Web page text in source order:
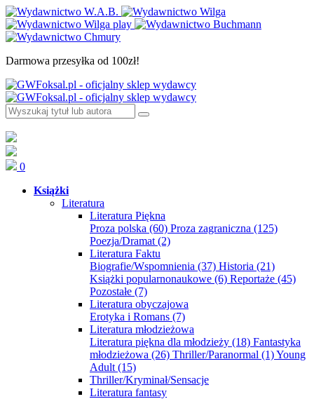
Darmowa przesyłka od 100zł!
0
Książki
Literatura
Literatura Piękna
Proza polska (60) Proza zagraniczna (125)
Poezja/Dramat (2)
Literatura Faktu
Biografie/Wspomnienia (37) Historia (21)
Książki popularnonaukowe (6) Reportaże (45)
Pozostałe (7)
Literatura obyczajowa
Erotyka i Romans (7)
Literatura młodzieżowa
Literatura piękna dla młodzieży (18) Fantastyka
młodzieżowa (26) Thriller/Paranormal (1)Young
Adult (15)
Thriller/Kryminał/Sensacje
Literatura fantasy